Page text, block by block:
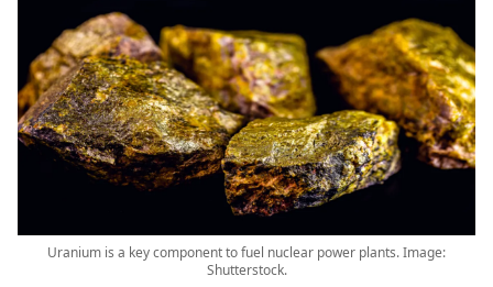
Uranium is a key component to fuel nuclear power plants. Image:
Shutterstock.